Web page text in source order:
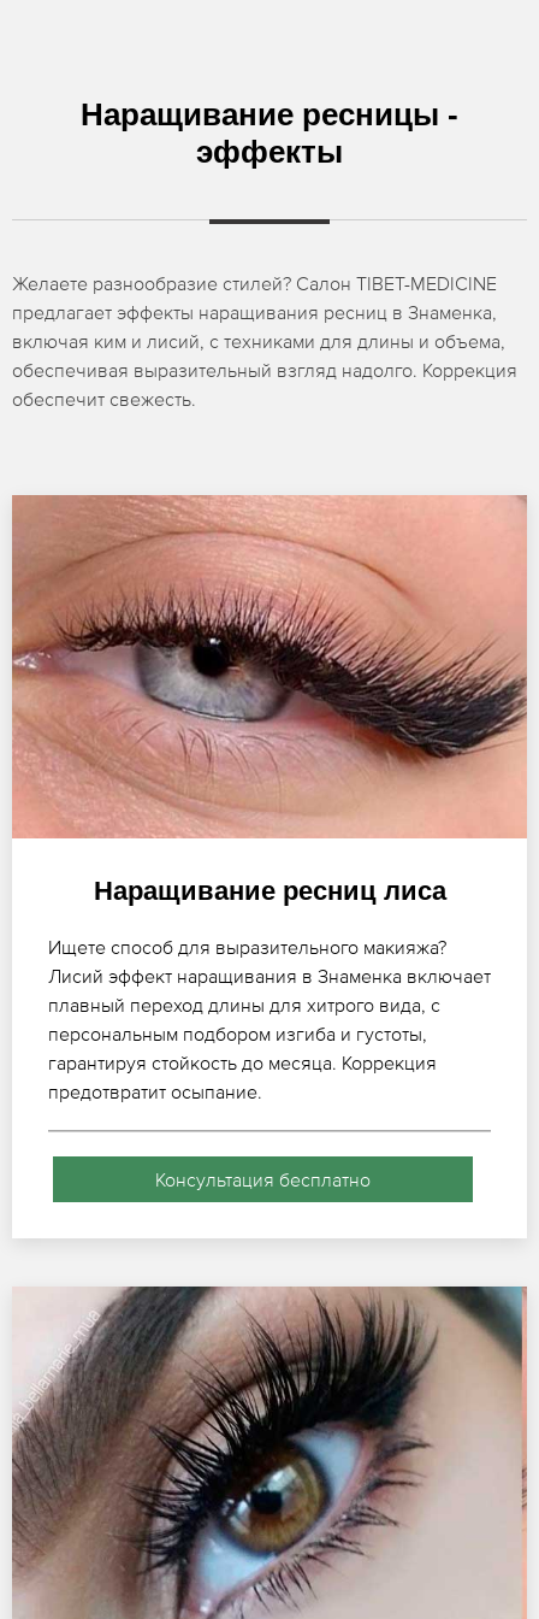
Наращивание ресницы -
эффекты
Желаете разнообразие стилей? Салон TIBET-MEDICINE
предлагает эффекты наращивания ресниц в Знаменка,
включая ким и лисий, с техниками для длины и объема,
обеспечивая выразительный взгляд надолго. Коррекция
обеспечит свежесть.
Наращивание ресниц лиса
Ищете способ для выразительного макияжа?
Лисий эффект наращивания в Знаменка включает
плавный переход длины для хитрого вида, с
персональным подбором изгиба и густоты,
гарантируя стойкость до месяца. Коррекция
предотвратит осыпание.
Консультация бесплатно